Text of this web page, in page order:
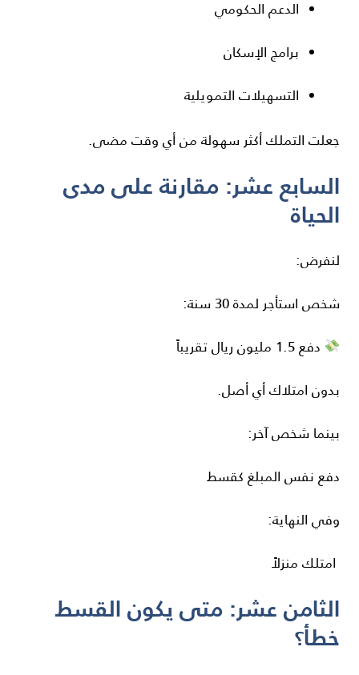
الدعم الحكومي
برامج الإسكان
التسهيلات التمويلية
جعلت التملك أكثر سهولة من أي وقت مضى.
السابع عشر: مقارنة على مدى
الحياة
لنفرض:
شخص استأجر لمدة 30 سنة:
دفع 1.5 مليون ريال تقريباً
بدون امتلاك أي أصل.
بينما شخص آخر:
دفع نفس المبلغ كقسط
وفي النهاية:
امتلك منزلاً
الثامن عشر: متى يكون القسط
خطأ؟